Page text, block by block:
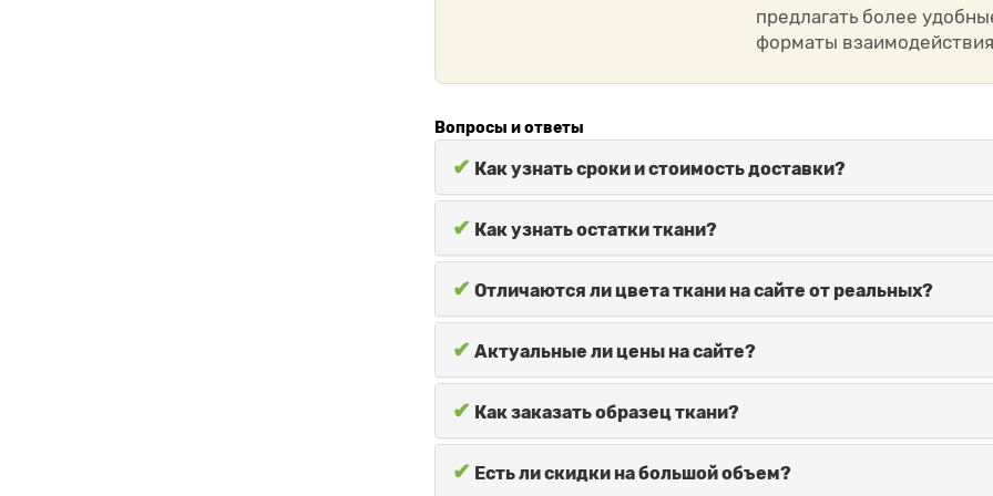
предлагать более
форматы
Вопросы и ответы
✔ Как узнать сроки и стоимость доставки?
✔ Как узнать остатки ткани?
✔ Отличаются ли цвета ткани на сайте от реальных?
✔ Актуальные ли цены на сайте?
✔ Как заказать образец ткани?
✔ Есть ли скидки на большой объем?